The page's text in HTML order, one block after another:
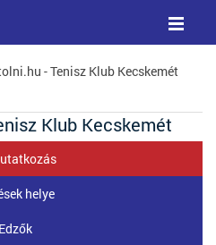
- Tenisz Klub Kecskemét
Klub Kecskemét
helye
Edzők